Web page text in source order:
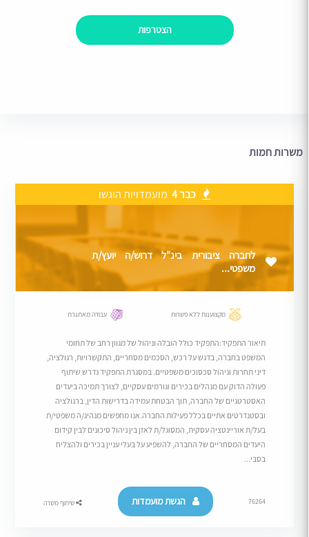
הצטרפות
משרות חמות
כבר 4 מועמדויות הוגשו
לחברה ציבורית בינ"ל דרוש/ה יועץ/ת
משפטי...
מקצוענות ללא פשרות עבודה מאתגרת
תיאור התפקיד:התפקיד כולל הובלה וניהול של מגוון רחב של תחומי
המשפט בחברה, בדגש על רכש, הסכמים מסחריים, התקשרויות, רגולציה,
דיני תחרות וניהול סכסוכים משפטיים. במסגרת התפקיד נדרש שיתוף
פעולה הדוק עם מנהלים בכירים וגורמים עסקיים, לצורך תמיכה ביעדים
האסטרטגיים של החברה, תוך הבטחת עמידה בדרישות הדין, ברגולציה
ובסטנדרטים אתיים בכלל פעילות החברה.אנו מחפשים מנהיג/ה משפטי/ת
בעל/ת אוריינטציה עסקית, המסוגל/ת לאזן בין ניהול סיכונים לבין קידום
היעדים המסחריים של החברה, להשפיע על בעלי עניין בכירים ולהצליח
בסבי...
76264 הגשת מועמדות שיתוף משרה